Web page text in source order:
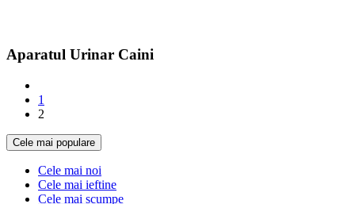
Aparatul Urinar Caini
1
2
Cele mai populare
Cele mai noi
Cele mai ieftine
Cele mai scumpe